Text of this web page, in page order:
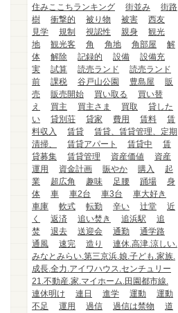
住みここちランキング
街並み
街路
樹
衝撃的 被り物 被害
西友
見学
規制 視認性 親身
観光
地
観光客 角 角地 角部屋
解
体
解除 記録的 設備
設備充
実
試算 読売ランド
読売ランド
前
課税 谷戸山公園 豊島屋
販
売
販売開始 買い取る
買い替
え
買主 買主さま 買取
貸した
い
貸別荘 貸家 費用 賃料
賃
料収入
賃貸
賃貸、賃貸管理、定期
清掃、
賃貸アパート 賃貸中
賃
貸募集
賃貸管理 資産価値
資産
運用
資金計画 賑やか 購入
起
業
超広角 趣味 足腰 踊場
身
体
車 車2台 車3台
車大好き
車庫
軟式 転勤 辛い 辻堂
近
く
返済 追い焚き 追浜駅
追
焚
退去 送迎会 通勤
通学路
通風
速完 造り
連休.高津.涼しい.
みなとみらい.第三京浜.娘.子ども.家族.
成長.全力.アイワハウス.センチュリー
21.不動産.家.マイホーム.田園都市線.
連休明け
連日 進学 運動
運動
不足
運用 過信 過信は禁物
道